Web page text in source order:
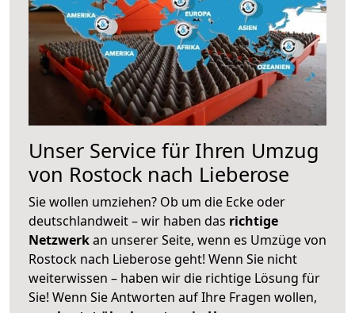
Unser Service für Ihren Umzug
von Rostock nach Lieberose
Sie wollen umziehen? Ob um die Ecke oder
deutschlandweit – wir haben das richtige
Netzwerkan unserer Seite, wenn es Umzüge von
Rostock nach Lieberose geht! Wenn Sie nicht
weiterwissen – haben wir die richtige Lösung für
Sie! Wenn Sie Antworten auf Ihre Fragen wollen,